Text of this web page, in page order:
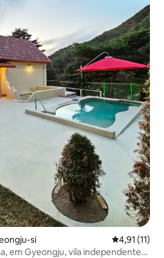
si 4,91 de uma
4,91 (11)
em Gyeongju, vila independente